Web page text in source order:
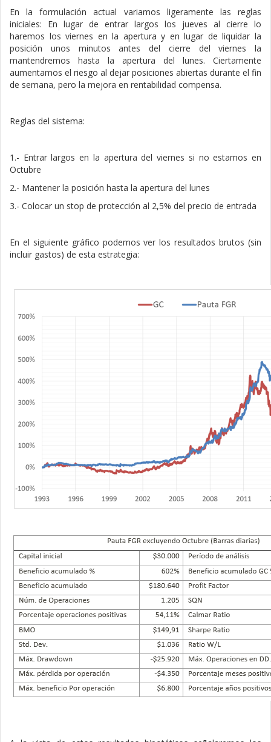
En la formulación actual variamos ligeramente las reglas
iniciales: En lugar de entrar largos los jueves al cierre lo
haremos los viernes en la apertura y en lugar de liquidar la
posición unos minutos antes del cierre del viernes la
mantendremos hasta la apertura del lunes. Ciertamente
aumentamos el riesgo al dejar posiciones abiertas durante el fin
de semana, pero la mejora en rentabilidad compensa.
Reglas del sistema:
1.- Entrar largos en la apertura del viernes si no estamos en
Octubre
2.- Mantener la posición hasta la apertura del lunes
3.- Colocar un stop de protección al 2,5% del precio de entrada
En el siguiente gráfico podemos ver los resultados brutos (sin
incluir gastos) de esta estrategia: